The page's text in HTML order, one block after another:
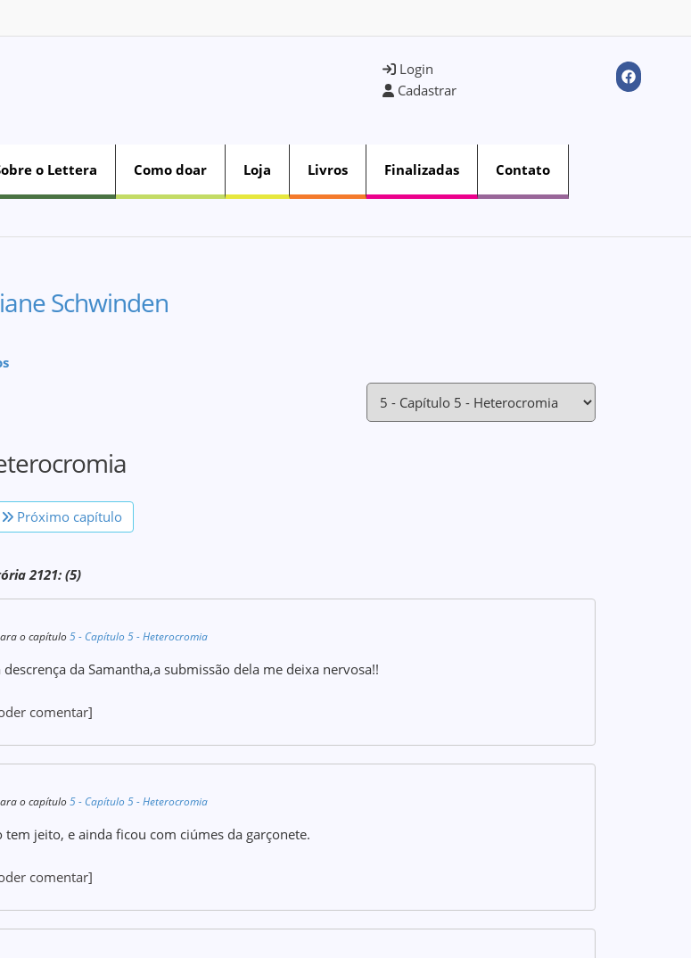
Login
Cadastrar
o Lettera Como doar Loja Livros Finalizadas Contato
Schwinden
Próximo capítulo
2121: (5)
o capítulo5 - Capítulo 5 - Heterocromia
da Samantha,a submissão dela me deixa nervosa!!
comentar]
o capítulo5 - Capítulo 5 - Heterocromia
tem jeito, e ainda ficou com ciúmes da garçonete.
comentar]